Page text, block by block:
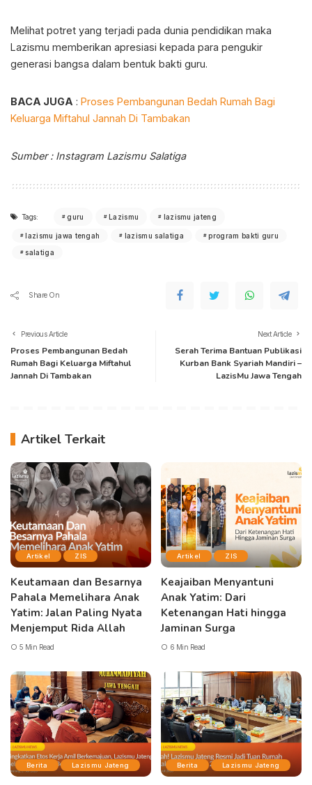
Melihat potret yang terjadi pada dunia pendidikan maka
Lazismu memberikan apresiasi kepada para pengukir
generasi bangsa dalam bentuk bakti guru.
BACA JUGA : Proses Pembangunan Bedah Rumah Bagi
Keluarga Miftahul Jannah Di Tambakan
Sumber : Instagram Lazismu Salatiga
Tags: guru Lazismu lazismu jateng
lazismu jawa tengah lazismu salatiga
program bakti guru
salatiga
Share On
Previous Article
Proses Pembangunan Bedah
Rumah Bagi Keluarga Miftahul
Jannah Di Tambakan
Next Article
Serah Terima Bantuan Publikasi
Kurban Bank Syariah Mandiri –
LazisMu Jawa Tengah
Artikel Terkait
Artikel ZIS
Keutamaan dan Besarnya
Pahala Memelihara Anak
Yatim: Jalan Paling Nyata
Menjemput Rida Allah
5 Min Read
Artikel ZIS
Keajaiban Menyantuni
Anak Yatim: Dari
Ketenangan Hati hingga
Jaminan Surga
6 Min Read
Berita Lazismu Jateng Berita Lazismu Jateng